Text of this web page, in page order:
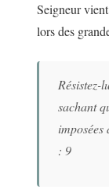
Seigneur
lors des
Résistez-
sachant
: 9